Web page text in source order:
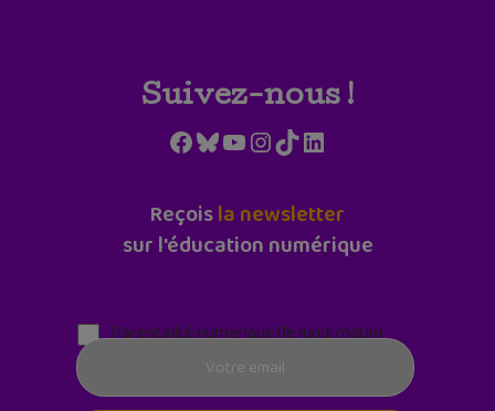
Suivez-nous !
Facebook
Bluesky
YouTube
Instagram
TikTokLinkedIn
Reçoisla newsletter
sur l'éducation numérique
Parentalité numérique (le lundi matin)